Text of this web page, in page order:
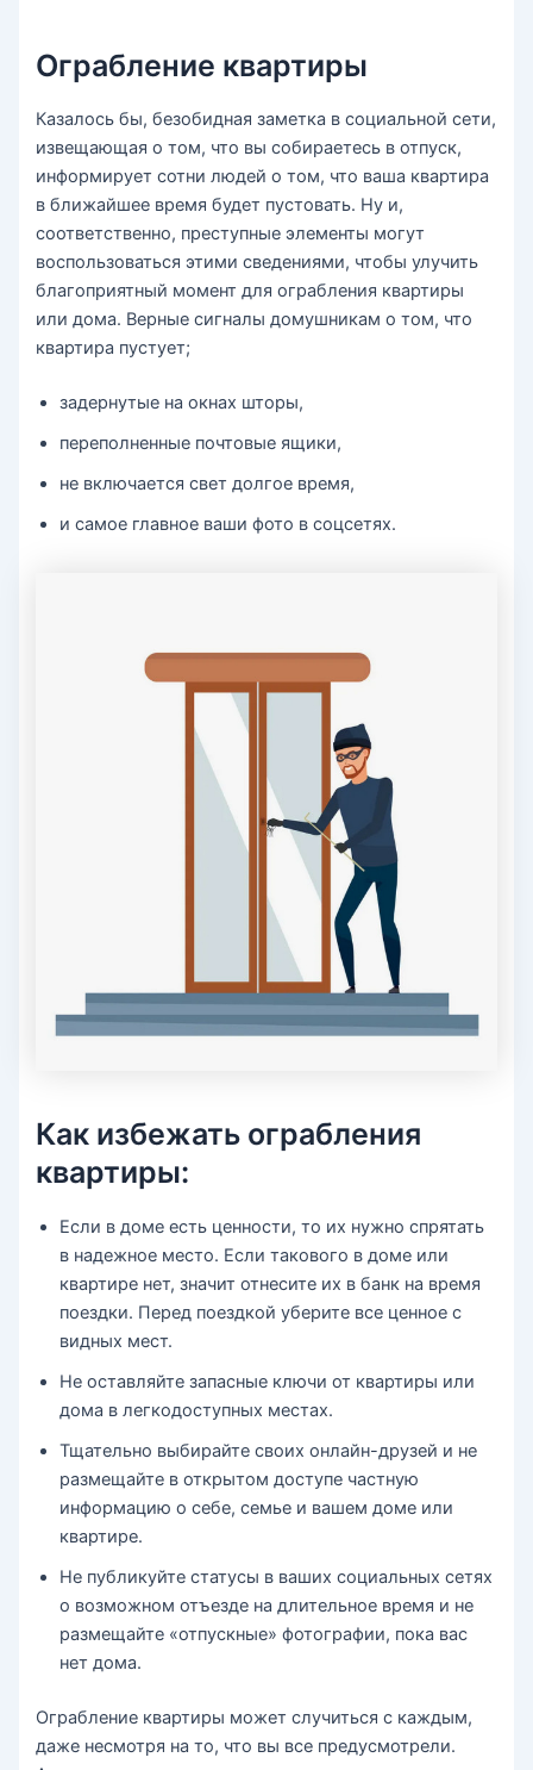
Ограбление квартиры
Казалось бы, безобидная заметка в социальной сети,
извещающая о том, что вы собираетесь в отпуск,
информирует сотни людей о том, что ваша квартира
в ближайшее время будет пустовать. Ну и,
соответственно, преступные элементы могут
воспользоваться этими сведениями, чтобы улучить
благоприятный момент для ограбления квартиры
или дома. Верные сигналы домушникам о том, что
квартира пустует;
задернутые на окнах шторы,
переполненные почтовые ящики,
не включается свет долгое время,
и самое главное ваши фото в соцсетях.
Как избежать ограбления
квартиры:
Если в доме есть ценности, то их нужно спрятать
в надежное место. Если такового в доме или
квартире нет, значит отнесите их в банк на время
поездки. Перед поездкой уберите все ценное с
видных мест.
Не оставляйте запасные ключи от квартиры или
дома в легкодоступных местах.
Тщательно выбирайте своих онлайн-друзей и не
размещайте в открытом доступе частную
информацию о себе, семье и вашем доме или
квартире.
Не публикуйте статусы в ваших социальных сетях
о возможном отъезде на длительное время и не
размещайте «отпускные» фотографии, пока вас
нет дома.
Ограбление квартиры может случиться с каждым,
даже несмотря на то, что вы все предусмотрели.